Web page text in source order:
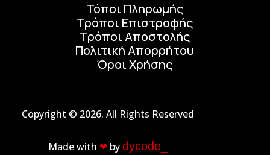
Τόποι Πληρωμής
Τρόποι Επιστροφής
Τρόποι Αποστολής
Πολιτική Απορρήτου
Όροι Χρήσης
Copyright © 2026. All Rights Reserved
Made with ❤︎ bydycode_